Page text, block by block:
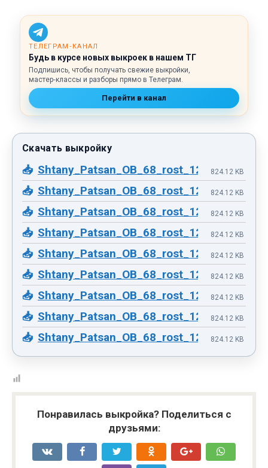
ТЕЛЕГРАМ‑КАНАЛ
Будь в курсе новых выкроек в нашем ТГ
Подпишись, чтобы получать свежие выкройки,
мастер‑классы и разборы прямо в Телеграм.
Перейти в канал
Shtany_Patsan_OB_68_rost_128.pdf824.12 KB
Shtany_Patsan_OB_68_rost_128.pdf824.12 KB
Shtany_Patsan_OB_68_rost_128.pdf824.12 KB
Shtany_Patsan_OB_68_rost_128.pdf824.12 KB
Shtany_Patsan_OB_68_rost_128.pdf824.12 KB
Shtany_Patsan_OB_68_rost_128.pdf824.12 KB
Shtany_Patsan_OB_68_rost_128.pdf824.12 KB
Shtany_Patsan_OB_68_rost_128.pdf824.12 KB
Shtany_Patsan_OB_68_rost_128.pdf824.12 KB
Понравилась выкройка? Поделиться с
друзьями: